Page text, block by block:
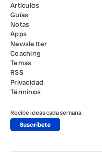
Artículos
Guías
Notas
Apps
Newsletter
Coaching
Temas
RSS
Privacidad
Términos
Recibe ideas cada semana.
Suscríbete